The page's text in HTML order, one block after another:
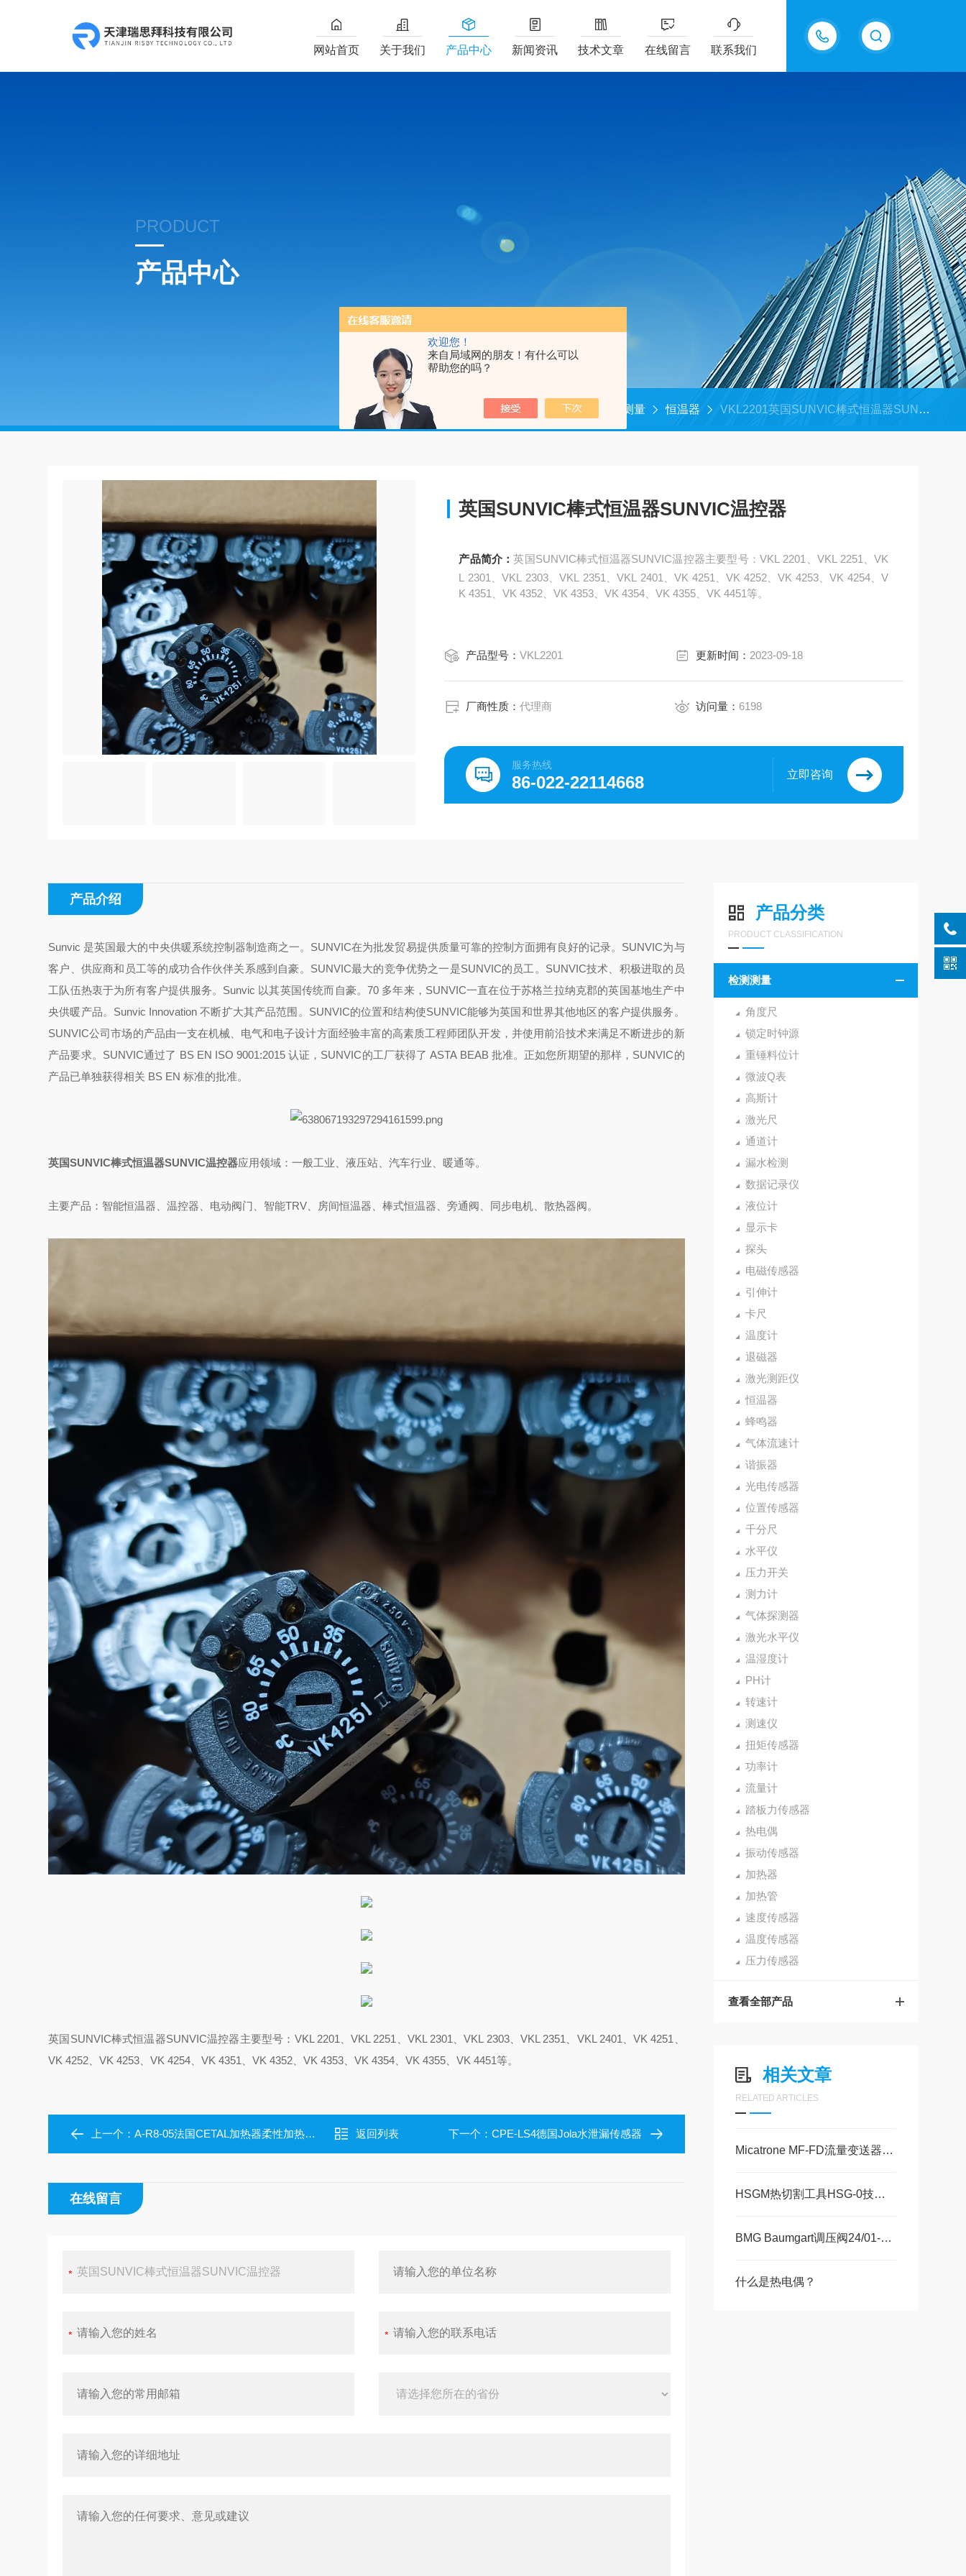
欢迎您！
来自局域网的朋友！有什么可以
帮助您的吗？
18202625585
网站首页 关于我们 产品中心 新闻资讯 技术文章 在线留言 联系我们
PRODUCT
产品中心
首页 产品中心 检测测量 恒温器 VKL2201英国SUNVIC棒式恒温器SUNVIC温控器
英国SUNVIC棒式恒温器SUNVIC温控器
产品简介：英国SUNVIC棒式恒温器SUNVIC温控器主要型号：VKL 2201、VKL 2251、VK
L 2301、VKL 2303、VKL 2351、VKL 2401、VK 4251、VK 4252、VK 4253、VK 4254、V
K 4351、VK 4352、VK 4353、VK 4354、VK 4355、VK 4451等。
产品型号：VKL2201 更新时间： 2023-09-18
厂商性质：代理商 访问量： 6198
服务热线
86-022-22114668 立即咨询
产品分类
PRODUCT CLASSIFICATION
检测测量
角度尺
锁定时钟源
重锤料位计
微波Q表
高斯计
激光尺
通道计
漏水检测
数据记录仪
液位计
显示卡
探头
电磁传感器
引伸计
卡尺
温度计
退磁器
激光测距仪
恒温器
蜂鸣器
气体流速计
谐振器
光电传感器
位置传感器
千分尺
水平仪
压力开关
测力计
气体探测器
激光水平仪
温湿度计
PH计
转速计
测速仪
扭矩传感器
功率计
流量计
踏板力传感器
热电偶
振动传感器
加热器
加热管
速度传感器
温度传感器
压力传感器
查看全部产品
相关文章
RELATED ARTICLES
Micatrone MF-FD流量变送器选购指南
HSGM热切割工具HSG-0技术参数
BMG Baumgart调压阀24/01-03技术资料
什么是热电偶？
产品介绍
Sunvic 是英国最大的中央供暖系统控制器制造商之一。SUNVIC在为批发贸易提供质量可靠的控制方面拥有良好的记录。SUNVIC为与
客户、供应商和员工等的成功合作伙伴关系感到自豪。SUNVIC最大的竞争优势之一是SUNVIC的员工。SUNVIC技术、积极进取的员
工队伍热衷于为所有客户提供服务。Sunvic 以其英国传统而自豪。70 多年来，SUNVIC一直在位于苏格兰拉纳克郡的英国基地生产中
央供暖产品。Sunvic Innovation 不断扩大其产品范围。SUNVIC的位置和结构使SUNVIC能够为英国和世界其他地区的客户提供服务。
SUNVIC公司市场的产品由一支在机械、电气和电子设计方面经验丰富的高素质工程师团队开发，并使用前沿技术来满足不断进步的新
产品要求。SUNVIC通过了 BS EN ISO 9001:2015 认证，SUNVIC的工厂获得了 ASTA BEAB 批准。正如您所期望的那样，SUNVIC的
产品已单独获得相关 BS EN 标准的批准。
英国SUNVIC棒式恒温器SUNVIC温控器应用领域：一般工业、液压站、汽车行业、暖通等。
主要产品：智能恒温器、温控器、电动阀门、智能TRV、房间恒温器、棒式恒温器、旁通阀、同步电机、散热器阀。
英国SUNVIC棒式恒温器SUNVIC温控器主要型号：VKL 2201、VKL 2251、VKL 2301、VKL 2303、VKL 2351、VKL 2401、VK 4251、
VK 4252、VK 4253、VK 4254、VK 4351、VK 4352、VK 4353、VK 4354、VK 4355、VK 4451等。
上一个：A-R8-05法国CETAL加热器柔性加热管加热元件 返回列表 下一个： CPE-LS4德国Jola水泄漏传感器
在线留言